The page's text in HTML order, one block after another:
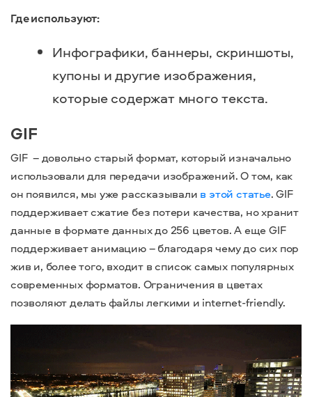
Где используют:
Инфографики, баннеры, скриншоты,
купоны и другие изображения,
которые содержат много текста.
GIF
GIF – довольно старый формат, который изначально
использовали для передачи изображений. О том, как
он появился, мы уже рассказывали в этой статье. GIF
поддерживает сжатие без потери качества, но хранит
данные в формате данных до 256 цветов. А еще GIF
поддерживает анимацию – благодаря чему до сих пор
жив и, более того, входит в список самых популярных
современных форматов. Ограничения в цветах
позволяют делать файлы легкими и internet-friendly.